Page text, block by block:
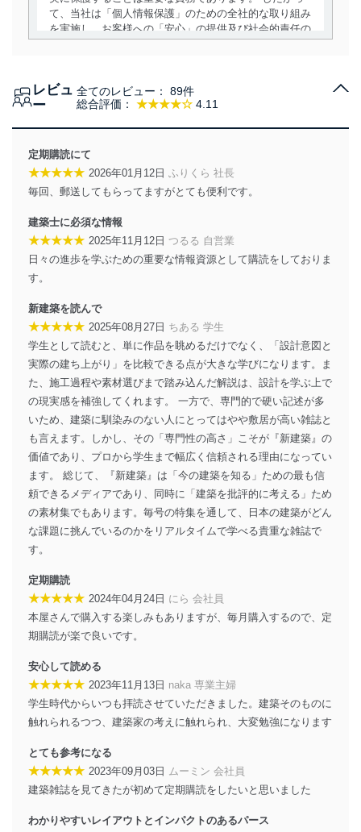
て、当社は「個人情報保護」のための全社的な取り組み
を実施し、お客様への「安心」の提供及び社会的責任の
当社は、個人情報の取得・利用・提供に際して、その利
得・利用・提供を行います。また、当社が保有している
供・開示は行いません。当社においてはこれらの取り組
みを確実にするため、従業者等の教育を徹底してまいり
措置を講じます。
法令遵守
に、これらの法令及びその他の規範を常に適合させま
す。
個人情報の安全管理措置
当社は、個人情報の正確性及び安全性を確保するため
に、下記セキュリティ対策をはじめとする安全対策を実
施し、個人情報の漏えい、滅失またはき損の防止及び是
正に努めます。
アクセス制御
個人データを取り扱うことのできる機器及び当該
機器を取り扱う従業者を明確化し、 個人データへ
の不要なアクセスを防止しています。
アクセス者の識別と認証
者を識別・認証しています。
外部からの不正アクセス等の防止
個人データを取り扱う機器等のオペレーティング
個人データを取り扱う機器等にセキュリティ対策
ソフトウェア等を導入し、自動更新 機能等の活用
により、これを最新状態としています。
情報システムの使用に伴う漏洩等の防止
メール等により個人データの含まれるファイルを
送信する場合に、当該ファイルへのパスワードを
設定しています。
レビュ
ー
総合評価： ★★★★☆ 4.11
全てのレビュー： 89件
定期購読にて
★★★★★ 2026年01月12日 ふりくら 社長
毎回、郵送してもらってますがとても便利です。
建築士に必須な情報
★★★★★ 2025年11月12日 つるる 自営業
日々の進歩を学ぶための重要な情報資源として購読をしておりま
す。
新建築を読んで
★★★★★ 2025年08月27日 ちある 学生
学生として読むと、単に作品を眺めるだけでなく、「設計意図と
実際の建ち上がり」を比較できる点が大きな学びになります。ま
た、施工過程や素材選びまで踏み込んだ解説は、設計を学ぶ上で
の現実感を補強してくれます。 一方で、専門的で硬い記述が多
いため、建築に馴染みのない人にとってはやや敷居が高い雑誌と
も言えます。しかし、その「専門性の高さ」こそが『新建築』の
価値であり、プロから学生まで幅広く信頼される理由になってい
ます。 総じて、『新建築』は「今の建築を知る」ための最も信
頼できるメディアであり、同時に「建築を批評的に考える」ため
の素材集でもあります。毎号の特集を通して、日本の建築がどん
な課題に挑んでいるのかをリアルタイムで学べる貴重な雑誌で
す。
定期購読
★★★★★ 2024年04月24日 にら 会社員
本屋さんで購入する楽しみもありますが、毎月購入するので、定
期購読が楽で良いです。
安心して読める
★★★★★ 2023年11月13日 naka 専業主婦
学生時代からいつも拝読させていただきました。建築そのものに
触れられるつつ、建築家の考えに触れられ、大変勉強になります
とても参考になる
★★★★★ 2023年09月03日
ムーミン 会社員
建築雑誌を見てきたが初めて定期購読をしたいと思いました
わかりやすいレイアウトとインパクトのあるパース